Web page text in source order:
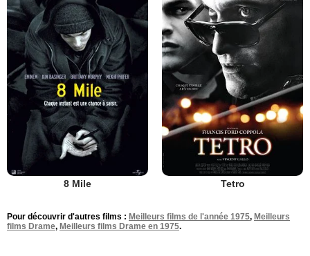
8 Mile Tetro
Pour découvrir d'autres films : Meilleurs films de l'année 1975, Meilleurs
films Drame, Meilleurs films Drame en 1975.